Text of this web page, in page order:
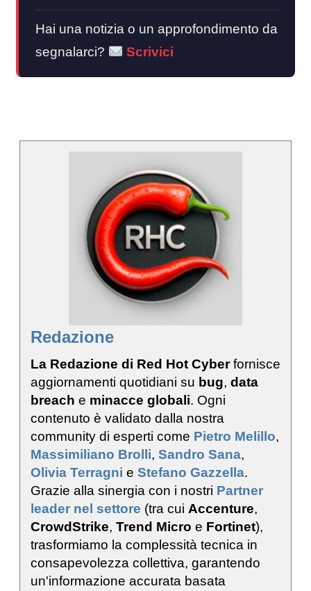
Hai una notizia o un approfondimento da
segnalarci?
Scrivici
Redazione
La Redazione di Red Hot Cyberfornisce
aggiornamenti quotidiani su bug, data
breach e minacce globali. Ogni
contenuto è validato dalla nostra
community di esperti come Pietro Melillo,
Massimiliano Brolli, Sandro Sana,
Olivia Terragni e Stefano Gazzella.
Grazie alla sinergia con i nostri Partner
leader nel settore (tra cui Accenture,
CrowdStrike, Trend Micro e Fortinet),
trasformiamo la complessità tecnica in
consapevolezza collettiva, garantendo
un'informazione accurata basata